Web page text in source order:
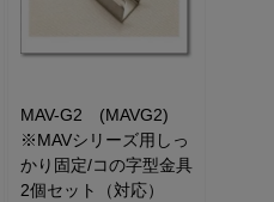
MAV-G2 (MAVG2)
※MAVシリーズ用しっ
かり固定/コの字型金具
2個セット（対応）